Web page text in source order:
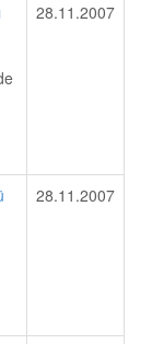
28.11.2007
28.11.2007